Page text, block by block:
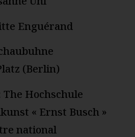
Enguérand
(Berlin)
Hochschule
« Ernst Busch »
national